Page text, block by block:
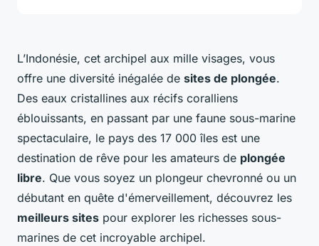
L’Indonésie, cet archipel aux mille visages, vous
offre une diversité inégalée de sites de plongée.
Des eaux cristallines aux récifs coralliens
éblouissants, en passant par une faune sous-marine
spectaculaire, le pays des 17 000 îles est une
destination de rêve pour les amateurs de plongée
libre. Que vous soyez un plongeur chevronné ou un
débutant en quête d'émerveillement, découvrez les
meilleurs sites pour explorer les richesses sous-
marines de cet incroyable archipel.